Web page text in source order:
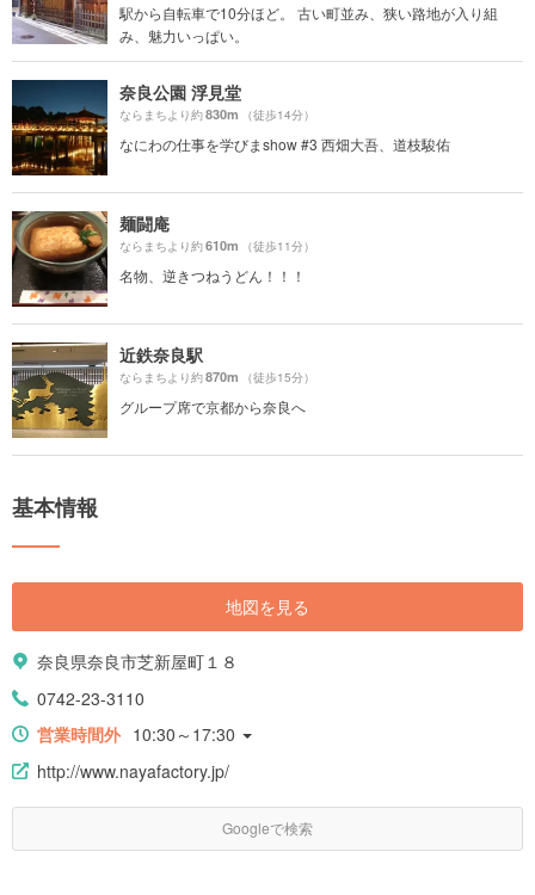
駅から自転車で10分ほど。 古い町並み、狭い路地が入り組
み、魅力いっぱい。
奈良公園 浮見堂
ならまちより約830m （徒歩14分）
なにわの仕事を学びまshow #3 西畑大吾、道枝駿佑
麺闘庵
ならまちより約610m （徒歩11分）
名物、逆きつねうどん！！！
近鉄奈良駅
ならまちより約870m （徒歩15分）
グループ席で京都から奈良へ
基本情報
地図を見る
奈良県奈良市芝新屋町１８
0742-23-3110
営業時間外 10:30～17:30
http://www.nayafactory.jp/
Googleで検索